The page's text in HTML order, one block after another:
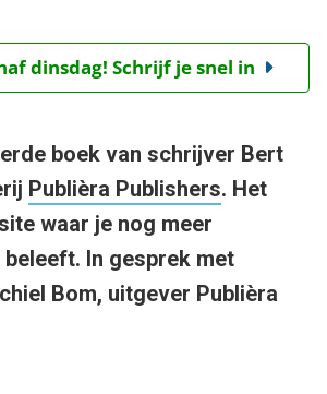
dinsdag! Schrijf je snel in
boek van schrijver Bert
Publièra Publishers. Het
waar je nog meer
In gesprek met
Bom, uitgever Publièra